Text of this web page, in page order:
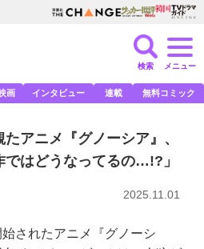
検索 メニュー
画 インタビュー 連載 無料コミック
アニメ『グノーシア』、
はどうなってるの…!?」
2025.11.01
されたアニメ『グノーシ